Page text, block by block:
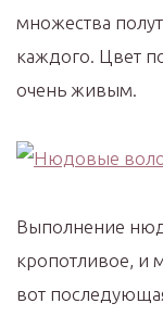
множества
каждого. Цвет
очень живым.
Выполнение
кропотливое, и
вот